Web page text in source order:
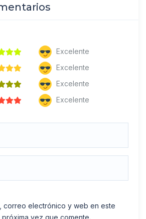
Excelente
Excelente
Excelente
Excelente
correo electrónico y web en este
vez que comente.